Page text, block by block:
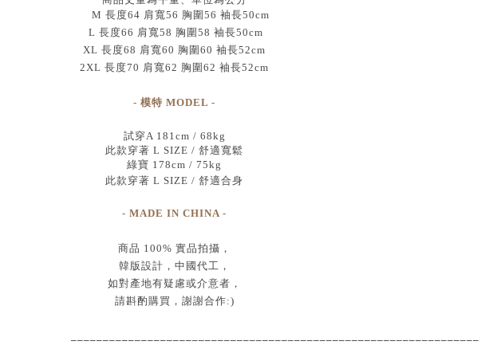
M 長度64 肩寬56 胸圍56 袖長50cm
L 長度66 肩寬58 胸圍58 袖長50cm
XL 長度68 肩寬60 胸圍60 袖長52cm
2XL 長度70 肩寬62 胸圍62 袖長52cm
- 模特 MODEL -
試穿A 181cm / 68kg
此款穿著 L SIZE / 舒適寬鬆
綠寶 178cm / 75kg
此款穿著 L SIZE / 舒適合身
- MADE IN CHINA -
商品 100% 實品拍攝 ，
韓版設計，中國代工 ，
如對產地有疑慮或介意者，
請斟酌購買， 謝謝合作:)